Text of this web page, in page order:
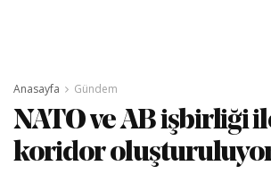
Anasayfa Gündem
NATO ve AB işbirliği
koridor